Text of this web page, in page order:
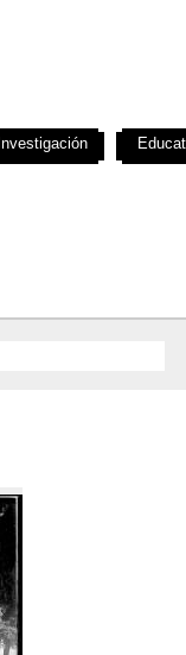
Investigación